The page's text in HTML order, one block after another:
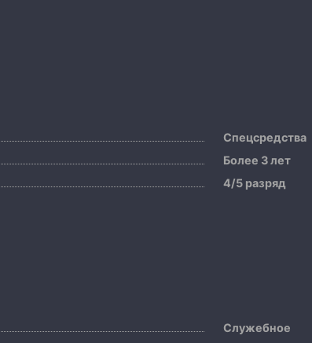
Спецсредства
Более 3 лет
4/5 разряд
Служебное